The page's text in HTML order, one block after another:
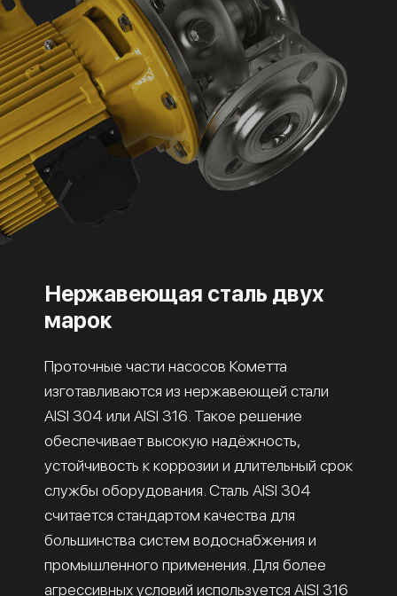
Нержавеющая сталь двух
марок
Проточные части насосов Кометта
изготавливаются из нержавеющей стали
AISI 304 или AISI 316. Такое решение
обеспечивает высокую надёжность,
устойчивость к коррозии и длительный срок
службы оборудования. Сталь AISI 304
считается стандартом качества для
большинства систем водоснабжения и
промышленного применения. Для более
агрессивных условий используется AISI 316